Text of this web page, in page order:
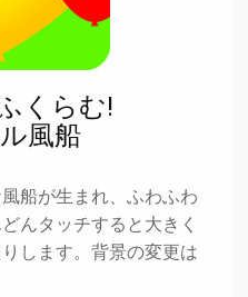
くらむ!
風船
船が生まれ、ふわふわ
んタッチすると大きく
します。背景の変更は